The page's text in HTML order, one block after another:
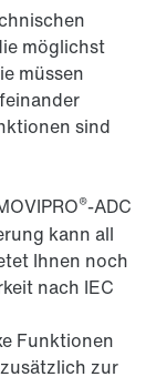
möglichst
müssen
sind
®-ADC
kann all
Ihnen noch
nach IEC
Funktionen
zur